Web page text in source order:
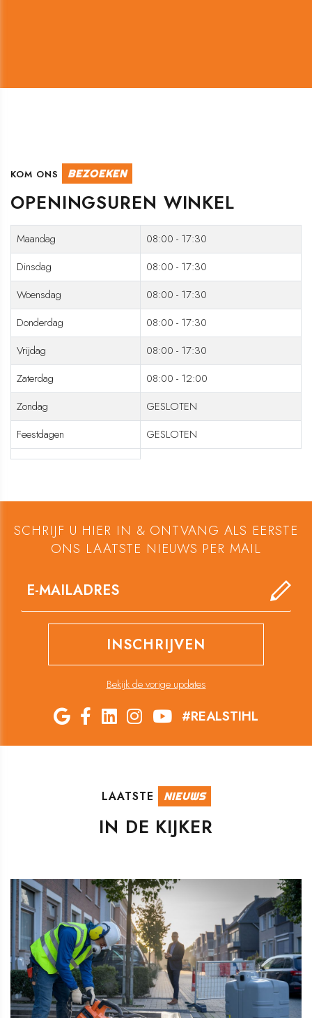
KOM ONS BEZOEKEN
OPENINGSUREN WINKEL
Maandag
08:00 - 17:30
Dinsdag
08:00 - 17:30
Woensdag
08:00 - 17:30
Donderdag
08:00 - 17:30
Vrijdag
08:00 - 17:30
Zaterdag
08:00 - 12:00
Zondag
GESLOTEN
Feestdagen
GESLOTEN
SCHRIJF U HIER IN & ONTVANG ALS EERSTE
ONS LAATSTE NIEUWS PER MAIL
Bekijk de vorige updates
#REALSTIHL
LAATSTE NIEUWS
IN DE KIJKER